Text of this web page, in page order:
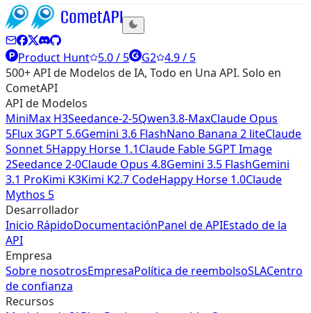
Product Hunt 5.0 / 5 G2 4.9 / 5
500+ API de Modelos de IA, Todo en Una API. Solo en
CometAPI
API de Modelos
MiniMax H3Seedance-2-5Qwen3.8-MaxClaude Opus
5Flux 3GPT 5.6Gemini 3.6 FlashNano Banana 2 liteClaude
Sonnet 5Happy Horse 1.1Claude Fable 5GPT Image
2Seedance 2-0Claude Opus 4.8Gemini 3.5 FlashGemini
3.1 ProKimi K3Kimi K2.7 CodeHappy Horse 1.0Claude
Mythos 5
Desarrollador
Inicio RápidoDocumentaciónPanel de APIEstado de la
API
Empresa
Sobre nosotrosEmpresaPolítica de reembolsoSLACentro
de confianza
Recursos